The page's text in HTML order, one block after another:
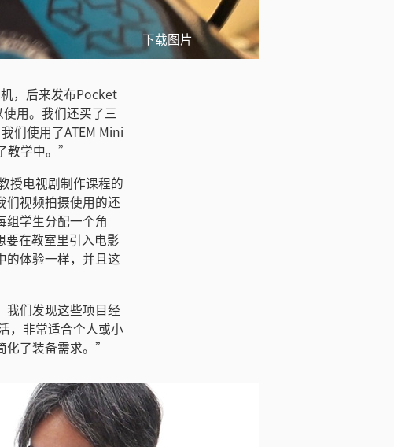
下载图片
，后来发布Pocket
用。我们还买了三
们使用了ATEM Mini
教学中。”
授电视剧制作课程的
视频拍摄使用的还
组学生分配一个角
在教室里引入电影
的体验一样，并且这
们发现这些项目经
，非常适合个人或小
化了装备需求。”